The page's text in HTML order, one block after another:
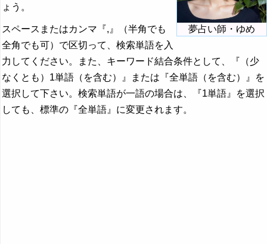
夢占い師・ゆめ
ょう。
スペースまたはカンマ『,』（半角でも
全角でも可）で区切って、検索単語を入
力してください。また、キーワード結合条件として、『（少
なくとも）1単語（を含む）』または『全単語（を含む）』を
選択して下さい。検索単語が一語の場合は、『1単語』を選択
しても、標準の『全単語』に変更されます。